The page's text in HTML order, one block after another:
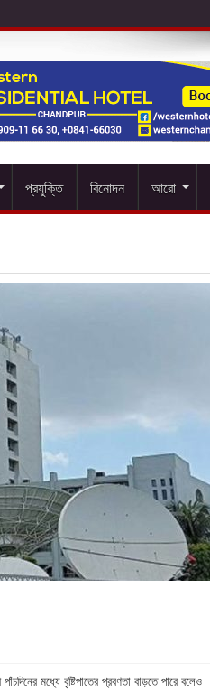
প্রযুক্তি বিনোদন আরো
মধ্যে বৃষ্টিপাতের প্রবণতা বাড়তে পারে বলেও